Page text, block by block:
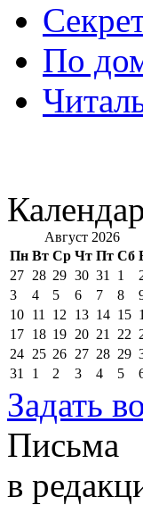
По
Август 2026
Пн Вт Ср Чт Пт Сб
27 28 29 30 31 1
3
4 5 6 7 8
10 11 12 13 14 15
17 18 19 20 21 22
24 25 26 27 28 29
31
1 2 3 4 5
Задать
Письма
в